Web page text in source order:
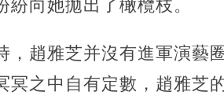
紛向她拋出了橄欖枝。
，趙雅芝并沒有進軍演藝
冥之中自有定數，趙雅芝